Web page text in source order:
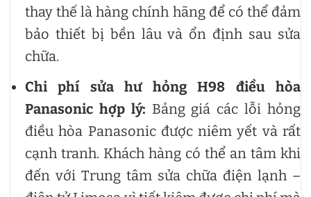
thay thế là hàng chính hãng để có thể đảm
bảo thiết bị bền lâu và ổn định sau sửa
chữa.
Chi phí sửa hư hỏng H98 điều hòa
Panasonic hợp lý: Bảng giá các lỗi hỏng
điều hòa Panasonic được niêm yết và rất
cạnh tranh. Khách hàng có thể an tâm khi
đến với Trung tâm sửa chữa điện lạnh –